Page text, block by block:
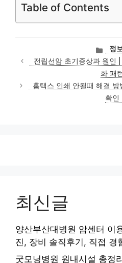
Table of Contents
카
테
고
리
정보
전립선암 초기증상과 원인
화 패
홈택스 인쇄 안될때 해결
확인
최신글
양산부산대병원 암센터 이
진, 장비 솔직후기, 직접 경
굿모닝병원 원내시설 총정